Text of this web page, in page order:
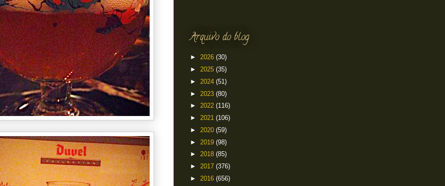
Arquivo do blog
► 2026 (30)
► 2025 (35)
► 2024 (51)
► 2023 (80)
► 2022 (116)
► 2021 (106)
► 2020 (59)
► 2019 (98)
► 2018 (85)
► 2017 (376)
► 2016 (656)